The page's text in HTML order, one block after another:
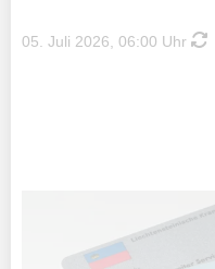
05. Juli 2026, 06:00 Uhr